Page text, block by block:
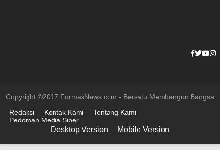
Copyright ©2017 FormasNews.com - Bersatu Membangun Bangsa
Redaksi
Kontak Kami
Tentang Kami
Pedoman Media Siber
Desktop Version Mobile Version